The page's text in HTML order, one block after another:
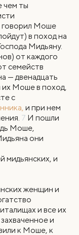
чем ты
Моше
в поход на
Мидьяну.
от каждого
семейств
— двенадцать
их Моше в поход,
с
и при нем
7 И пошли
Моше,
они
мидьянских, и
женщин и
и все их
и
к Моше, к